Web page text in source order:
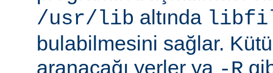
/usr/lib altında
bulabilmesini sağlar.
aranacağı yerler ya